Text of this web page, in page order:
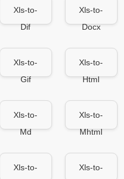
Xls-to-
Dif
Xls-to-
Docx
Xls-to-
Gif
Xls-to-
Html
Xls-to-
Md
Xls-to-
Mhtml
Xls-to-
Xls-to-